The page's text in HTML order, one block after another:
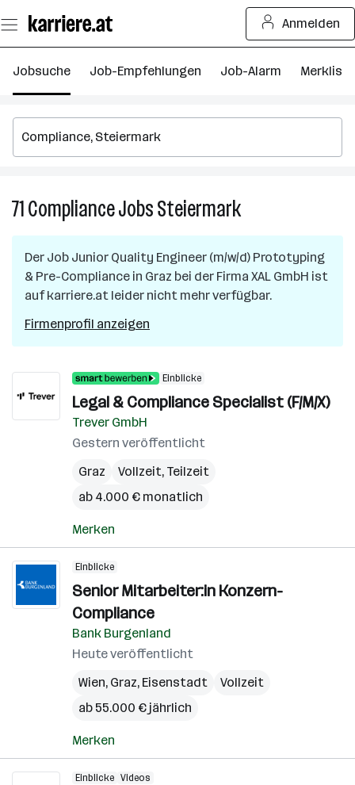
Seiteninhalt
springen
Anmelden
Jobsuche Job-Empfehlungen Job-Alarm Merkliste
71ComplianceJobsSteiermark71
in
Steiermark
Der Job Junior Quality Engineer (m/w/d) Prototyping
& Pre-Compliance in Graz bei der Firma XAL GmbH ist
auf karriere.at leider nicht mehr verfügbar.
Firmenprofil anzeigen
Einblicke
Legal & Compliance Specialist (F/M/X)
Trever GmbH
Gestern veröffentlicht
Graz
Vollzeit, Teilzeit
ab 4.000 € monatlich
Merken
Einblicke
Senior Mitarbeiter:in Konzern-
Compliance
Bank Burgenland
Heute veröffentlicht
Wien, Graz, Eisenstadt
Vollzeit
ab 55.000 € jährlich
Merken
Einblicke Videos